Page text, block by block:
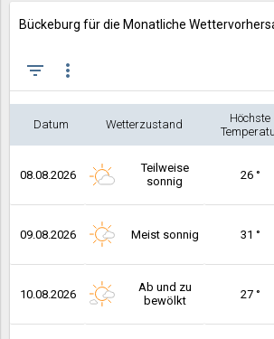
Bückeburg für die Monatliche
filter_list more_vert
Datum Wetterzustand
Höchste
08.08.2026
Teilweise
sonnig
26 °
09.08.2026 Meist sonnig 31 °
10.08.2026
Ab und zu
bewölkt
27 °